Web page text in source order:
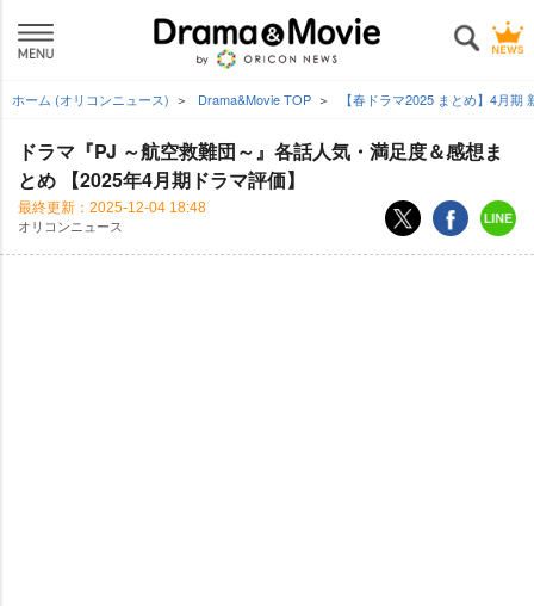
ホーム (オリコンニュース) Drama&Movie TOP 【春ドラマ2025 まとめ】4月
ドラマ『PJ ～航空救難団～』各話人気・満足度＆感想ま
とめ 【2025年4月期ドラマ評価】
最終更新： 2025-12-04 18:48
オリコンニュース